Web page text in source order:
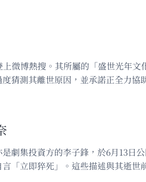
微博熱搜。其所屬的「盛世光年
猜測其離世原因，並承諾正全力協
劇集投資方的李子鋒，於6月13
「立即猝死」。這些描述與其逝